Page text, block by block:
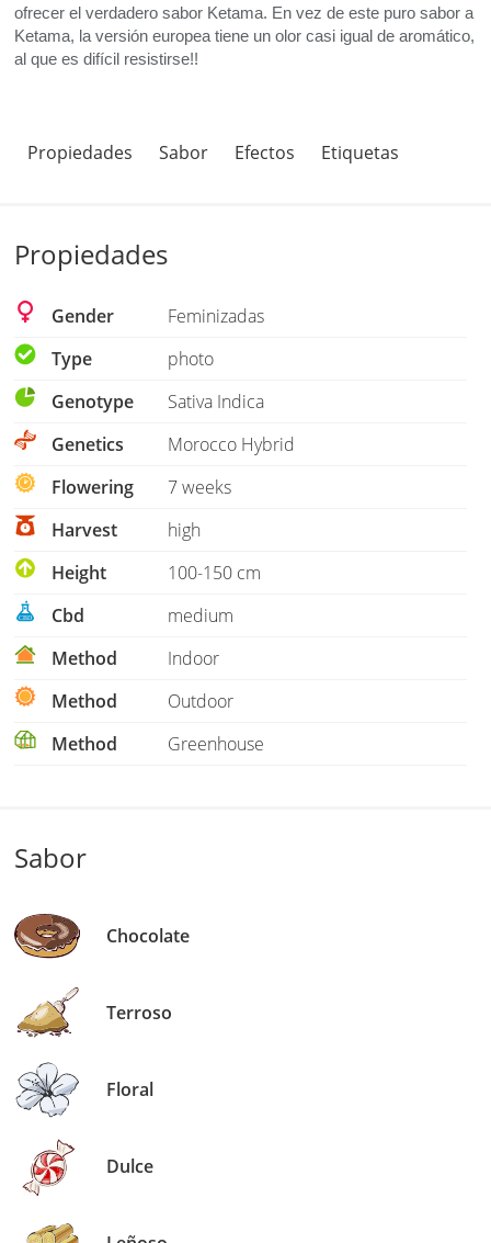
ofrecer el verdadero sabor Ketama. En vez de este puro sabor a
Ketama, la versión europea tiene un olor casi igual de aromático,
al que es difícil resistirse!!
Propiedades Sabor Efectos Etiquetas
Propiedades
Gender
Feminizadas
Type
photo
Genotype
Sativa Indica
Genetics
Morocco Hybrid
Flowering
7 weeks
Harvest
high
Height
100-150 cm
Cbd
medium
Method
Indoor
Method
Outdoor
Method
Greenhouse
Sabor
Chocolate
Terroso
Floral
Dulce